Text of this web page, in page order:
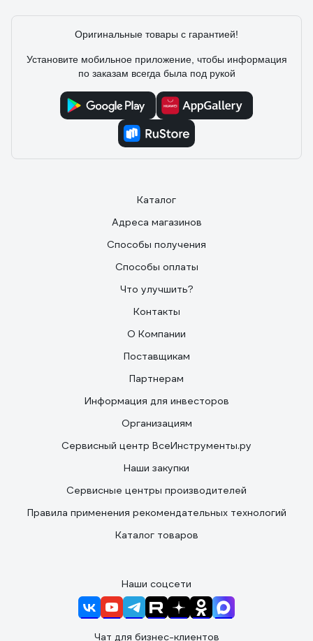
Оригинальные товары с гарантией!
Установите мобильное приложение, чтобы информация
по заказам всегда была под рукой
Каталог
Адреса магазинов
Способы получения
Способы оплаты
Что улучшить?
Контакты
О Компании
Поставщикам
Партнерам
Информация для инвесторов
Организациям
Сервисный центр ВсеИнструменты.ру
Наши закупки
Сервисные центры производителей
Правила применения рекомендательных технологий
Каталог товаров
Наши соцсети
Чат для бизнес-клиентов